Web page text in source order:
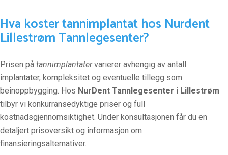
Hva koster tannimplantat hos Nurdent
Lillestrøm Tannlegesenter?
Prisen på tannimplantatervarierer avhengig av antall
implantater, kompleksitet og eventuelle tillegg som
beinoppbygging. Hos NurDent Tannlegesenter i Lillestrøm
tilbyr vi konkurransedyktige priser og full
kostnadsgjennomsiktighet. Under konsultasjonen får du en
detaljert prisoversikt og informasjon om
finansieringsalternativer.